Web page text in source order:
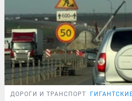
ДОРОГИ И ТРАНСПОРТ